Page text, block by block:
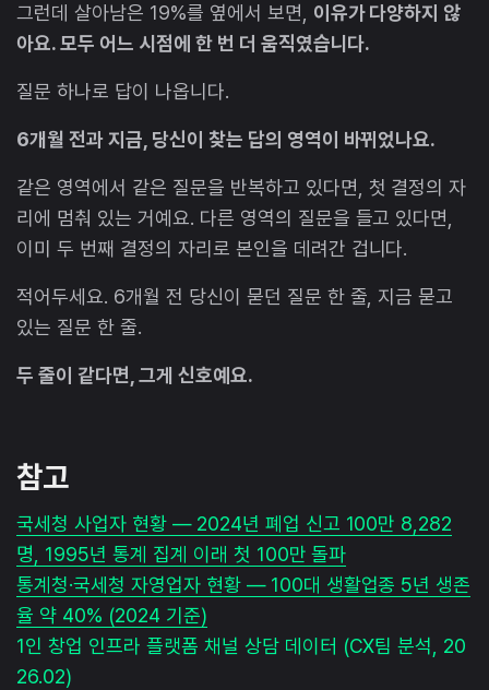
그런데 살아남은 19%를 옆에서 보면, 이유가 다양하지 않
아요. 모두 어느 시점에 한 번 더 움직였습니다.
질문 하나로 답이 나옵니다.
6개월 전과 지금, 당신이 찾는 답의 영역이 바뀌었나요.
같은 영역에서 같은 질문을 반복하고 있다면, 첫 결정의 자
리에 멈춰 있는 거예요. 다른 영역의 질문을 들고 있다면,
이미 두 번째 결정의 자리로 본인을 데려간 겁니다.
적어두세요. 6개월 전 당신이 묻던 질문 한 줄, 지금 묻고
있는 질문 한 줄.
두 줄이 같다면, 그게 신호예요.
참고
국세청 사업자 현황 — 2024년 폐업 신고 100만 8,282
명, 1995년 통계 집계 이래 첫 100만 돌파
통계청·국세청 자영업자 현황 — 100대 생활업종 5년 생존
율 약 40% (2024 기준)
1인 창업 인프라 플랫폼 채널 상담 데이터 (CX팀 분석, 20
26.02)